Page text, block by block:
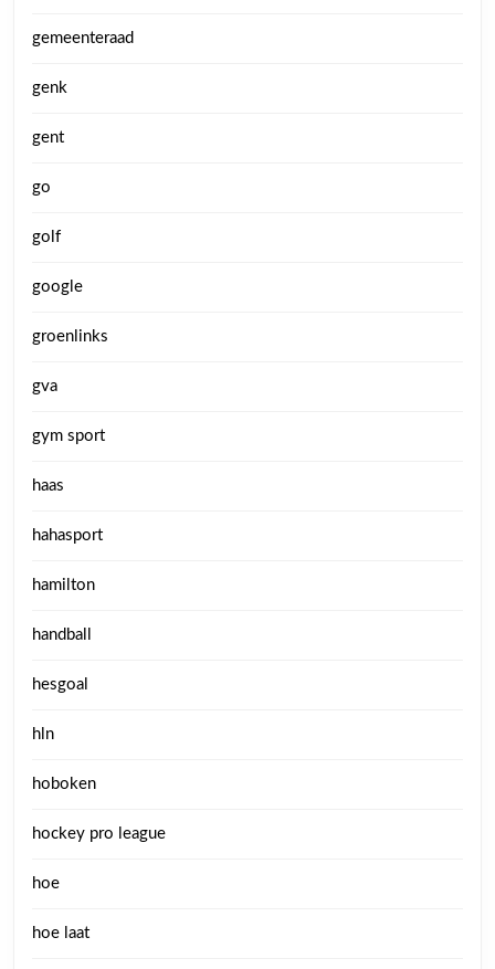
gemeenteraad
genk
gent
go
golf
google
groenlinks
gva
gym sport
haas
hahasport
hamilton
handball
hesgoal
hln
hoboken
hockey pro league
hoe
hoe laat